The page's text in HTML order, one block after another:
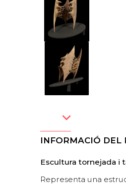
INFORMACIÓ DEL
Escultura tornejada i
Representa una